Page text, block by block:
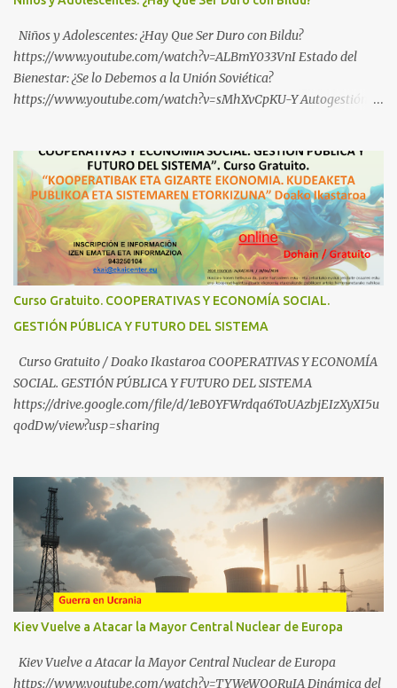
Niños y Adolescentes: ¿Hay Que Ser Duro con Bildu?
https://www.youtube.com/watch?v=ALBmY033VnI Estado del
Bienestar: ¿Se lo Debemos a la Unión Soviética?
https://www.youtube.com/watch?v=sMhXvCpKU-Y Autogestión
Industrial https://www.youtube.com/shorts/dGKjgqEvRHk
¿Conoces los nuevos canales de BABESTU? Si quieres hacer algo, o
compartir ideas, para proteger a los niños y adolescentes vascos
frente a abusos y manipulaciones: BABESTUren kanal berriak
ezagutzen dituzu? Euskal haurrak eta nerabeak abusu eta
manipulazioetatik babesteko zerbait egin nahi baduzu, edo ideiak
partekatu nahi badituzu: Telegram :
https://whatsapp.com/channel/0029VbBW56k0LKZJWzQyoE1T
SÍGUENOS EN YOUTUBE: https://www.youtube.com/@ekaicenter?
sub_confirmation=1
Curso Gratuito. COOPERATIVAS Y ECONOMÍA SOCIAL.
GESTIÓN PÚBLICA Y FUTURO DEL SISTEMA
Curso Gratuito / Doako Ikastaroa COOPERATIVAS Y ECONOMÍA
SOCIAL. GESTIÓN PÚBLICA Y FUTURO DEL SISTEMA
https://drive.google.com/file/d/1eB0YFWrdqa6ToUAzbjEIzXyXI5u
qodDw/view?usp=sharing
Kiev Vuelve a Atacar la Mayor Central Nuclear de Europa
Kiev Vuelve a Atacar la Mayor Central Nuclear de Europa
https://www.youtube.com/watch?v=TYWeWOORuIA Dinámica del